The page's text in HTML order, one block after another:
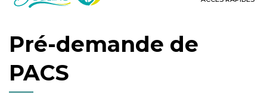
Pré-demande de
PACS